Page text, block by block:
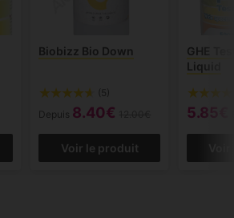
Biobizz Bio Down
(5)
Depuis 8.40€
Voir le produit
GHE
Liquid
5.85€